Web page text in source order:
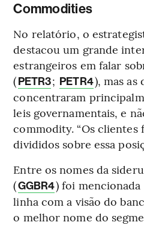
Commodities
No relatório, o
destacou um grande
estrangeiros em falar
(PETR3; PETR4), mas as
concentraram
leis governamentais, e
commodity. “Os clientes
divididos sobre essa
Entre os nomes da
(GGBR4) foi mencionada
linha com a visão do
o melhor nome do